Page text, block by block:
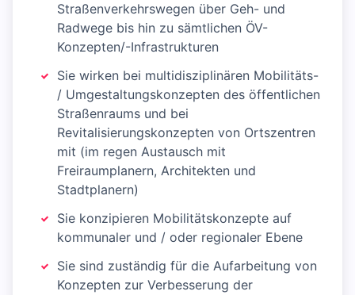
Straßenverkehrswegen über Geh- und
Radwege bis hin zu sämtlichen ÖV-
Konzepten/-Infrastrukturen
Sie wirken bei multidisziplinären Mobilitäts-
/ Umgestaltungskonzepten des öffentlichen
Straßenraums und bei
Revitalisierungskonzepten von Ortszentren
mit (im regen Austausch mit
Freiraumplanern, Architekten und
Stadtplanern)
Sie konzipieren Mobilitätskonzepte auf
kommunaler und / oder regionaler Ebene
Sie sind zuständig für die Aufarbeitung von
Konzepten zur Verbesserung der